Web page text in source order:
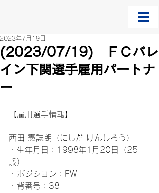
(2023/07/19) ＦＣバレ
イン下関選手雇用パートナ
ー
2023年7月19日
【雇用選手情報】
西田 憲誌朗（にしだ けんしろう）
・生年月日：1998年1月20日（25
歳）
・ポジション：FW
・背番号：38